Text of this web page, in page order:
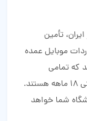
تأمین
موبایل عمده
که تمامی
گوشی‌ها دارای کد رجیستری معتبر و گارانتی شرکتی 18 ماهه هستند.
شما خواهد